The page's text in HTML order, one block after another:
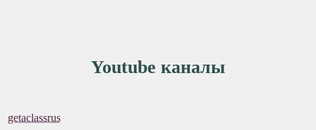
Youtube каналы
getaclassrus